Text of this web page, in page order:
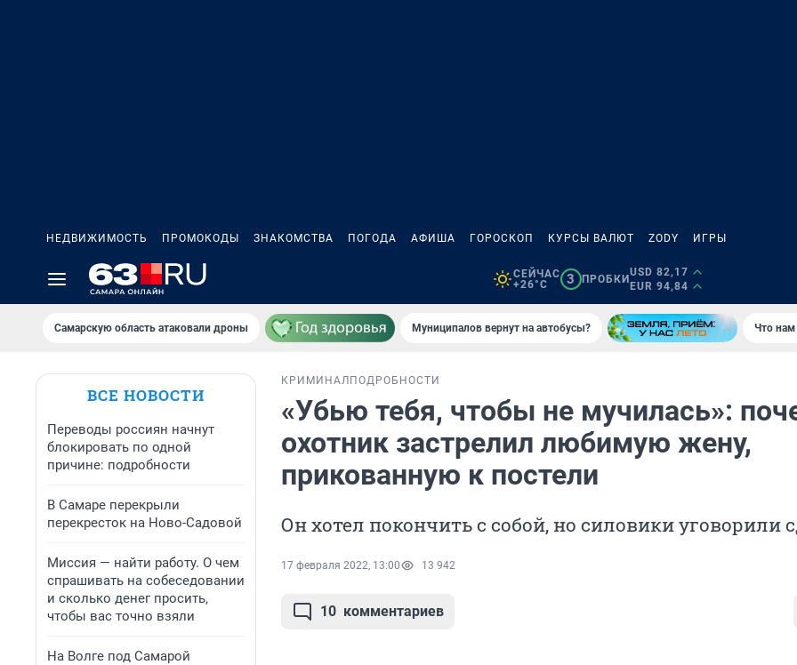
НЕДВИЖИМОСТЬ ПРОМОКОДЫ ЗНАКОМСТВА ПОГОДА АФИША ГОРОСКОП КУРСЫ ВАЛЮТ ZODY ИГРЫ
СЕЙЧАС
+26°C
3 ПРОБКИ
USD 82,17
EUR 94,84
Самарскую область атаковали дроны Муниципалов вернут на автобусы? Что нам
ВСЕ НОВОСТИ
Переводы россиян начнут
блокировать по одной
причине: подробности
В Самаре перекрыли
перекресток на Ново-Садовой
Миссия — найти работу. О чем
спрашивать на собеседовании
и сколько денег просить,
чтобы вас точно взяли
На Волге под Самарой
КРИМИНАЛ ПОДРОБНОСТИ
«Убью тебя, чтобы не мучилась»:
охотник застрелил любимую жену,
прикованную к постели
Он хотел покончить с собой, но силовики уговорили
17 февраля 2022, 13:00 13 942
10 комментариев